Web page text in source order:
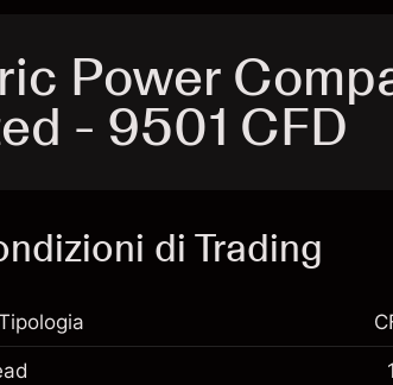
Power
- 9501 CFD
di Trading